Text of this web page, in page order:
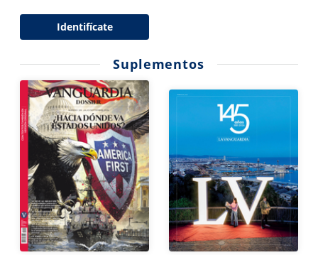
Identifícate
Suplementos